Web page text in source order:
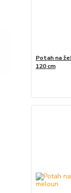
Potah na
120 cm